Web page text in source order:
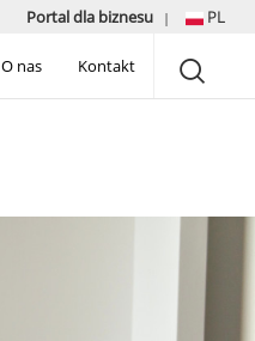
Portal dla biznesu | PL
O nas Kontakt